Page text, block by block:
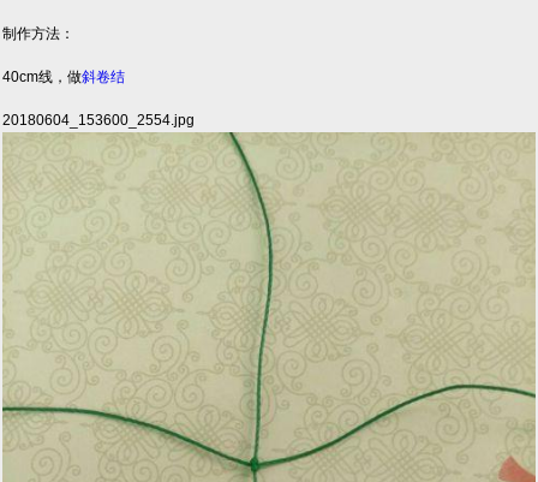
制作方法：
40cm线，做斜卷结
20180604_153600_2554.jpg